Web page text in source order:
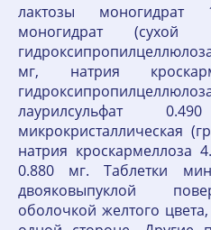
лактозы моногидрат
моногидрат
мг, натрия
лаурилсульфат
микрокристаллическая
натрия кроскармеллоза
0.880 мг. Таблетки
двояковыпуклой
оболочкой желтого